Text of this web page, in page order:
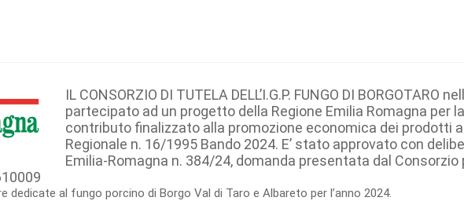
IL CONSORZIO DI TUTELA DELL’I.G.P. FUNGO DI BORGOTARO
partecipato ad un progetto della Regione Emilia Romagna per
contributo finalizzato alla promozione economica dei prodotti
Regionale n. 16/1995 Bando 2024. E’ stato approvato con
Emilia-Romagna n. 384/24, domanda presentata dal Consorzio
dedicate al fungo porcino di Borgo Val di Taro e Albareto per l’anno 2024.